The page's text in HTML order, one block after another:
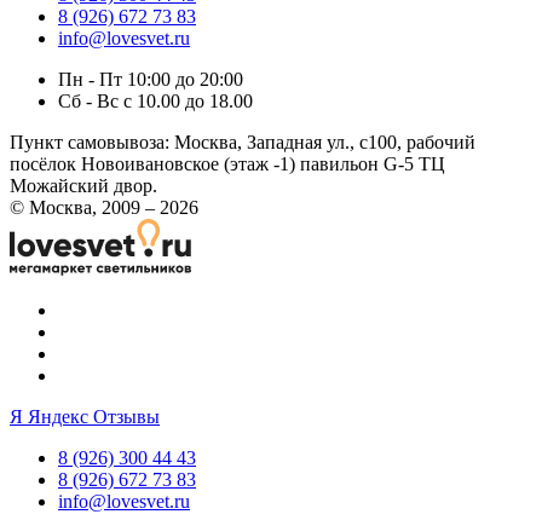
8 (926) 672 73 83
info@lovesvet.ru
Пн - Пт 10:00 до 20:00
Сб - Вс с 10.00 до 18.00
Пункт самовывоза: Москва, Западная ул., с100, рабочий
посёлок Новоивановское (этаж -1) павильон G-5 ТЦ
Можайский двор.
© Москва, 2009 – 2026
Я Яндекс Отзывы
8 (926) 300 44 43
8 (926) 672 73 83
info@lovesvet.ru